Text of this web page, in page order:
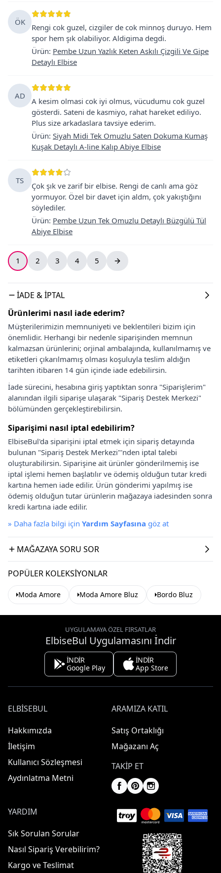
ÖK
Rengi cok guzel, cizgiler de cok minnoş duruyo. Hem
spor hem şık olabiliyor. Aldigima degdi.
Ürün: Pembe Uzun Yazlık Keten Askılı Çizgili Ve Gipe
Detaylı Elbise
AD
A kesim olmasi cok iyi olmus, vücudumu cok guzel
gösterdi. Sateni de kasmiyo, rahat hareket ediliyo.
Plus size arkadaslara tavsiye ederim.
Ürün: Siyah Midi Tek Omuzlu Saten Dokuma Kumaş
Kuşak Detaylı A-line Kalıp Abiye Elbise
TS
Çok şık ve zarif bir elbise. Rengi de canlı ama göz
yormuyor. Özel bir davet için aldm, çok yakıştığını
söylediler.
Ürün: Pembe Uzun Tek Omuzlu Detaylı Büzgülü Tül
Abiye Elbise
1 2 3 4 5
İADE & İPTAL
Ürünlerimi nasıl iade ederim?
Müşterilerimizin memnuniyeti ve beklentileri bizim için
önemlidir. Herhangi bir nedenle siparişinden memnun
kalmazsan ürünlerini; orjinal ambalajında, kullanılmamış ve
etiketleri çıkarılmamış olması koşuluyla teslim aldığın
tarihten itibaren 14 gün içinde iade edebilirsin.
İade sürecini, hesabına giriş yaptıktan sonra "Siparişlerim"
alanından ilgili siparişe ulaşarak "Sipariş Destek Merkezi"
bölümünden gerçekleştirebilirsin.
Siparişimi nasıl iptal edebilirim?
ElbiseBul'da siparişini iptal etmek için sipariş detayında
bulunan "Sipariş Destek Merkezi"'nden iptal talebi
oluşturabilirsin. Siparişine ait ürünler gönderilmemiş ise
iptal işlemi hemen başlatılır ve ödemiş olduğun tutar kredi
kartına hemen iade edilir. Ürün gönderimi yapılmış ise
ödemiş olduğun tutar ürünlerin mağazaya iadesinden sonra
kredi kartına iade edilir.
» Daha fazla bilgi için Yardım Sayfasına göz at
MAĞAZAYA SORU SOR
POPÜLER KOLEKSIYONLAR
Moda Amore Moda Amore Bluz Bordo Bluz
UYGULAMAYA ÖZEL FIRSATLAR
ElbiseBul Uygulamasını İndir
İNDİR
Google Play
İNDİR
App Store
ELBISEBUL
Hakkımızda
İletişim
Kullanıcı Sözleşmesi
Aydınlatma Metni
ARAMIZA KATIL
Satış Ortaklığı
Mağazanı Aç
TAKIP ET
YARDIM
Sık Sorulan Sorular
Nasıl Sipariş Verebilirim?
Kargo ve Teslimat